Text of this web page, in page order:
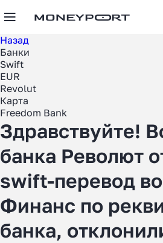
Назад
Банки
Swift
EUR
Revolut
Карта
Freedom Bank
Здравствуйте!
банка Револют
swift-перевод
Финанс по
банка,